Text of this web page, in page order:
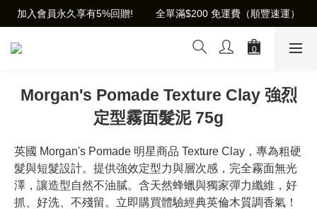
加入會員永久享有5%回贈!        全單滿$200 免運費（順豐速運）
Morgan's Pomade Texture Clay 強烈
定型霧面髮泥 75g
英國 Morgan's Pomade 明星商品 Texture Clay，專為粗硬
髮與短髮設計。提供強效定型力與層次感，完全霧面無光
澤，讓造型自然不油膩。含天然蜂蠟與獨家彈力纖維，好
抓、好洗、不殘留。立即購買體驗經典英倫木質調香氣！